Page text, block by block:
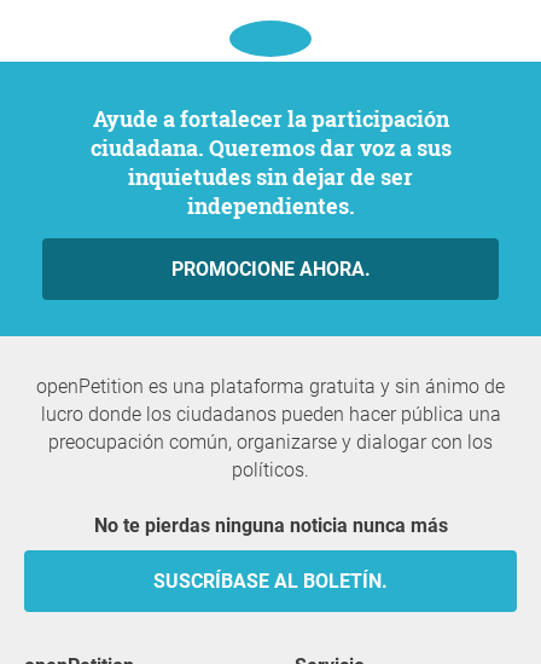
Ayude a fortalecer la participación
ciudadana. Queremos dar voz a sus
inquietudes sin dejar de ser
independientes.
PROMOCIONE AHORA.
openPetition es una plataforma gratuita y sin ánimo de
lucro donde los ciudadanos pueden hacer pública una
preocupación común, organizarse y dialogar con los
políticos.
No te pierdas ninguna noticia nunca más
SUSCRÍBASE AL BOLETÍN.